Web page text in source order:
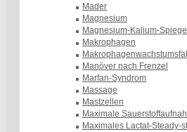
Mader
Magnesium
Magnesium-Kalium-
Makrophagen
Manöver nach Frenzel
Marfan-Syndrom
Massage
Mastzellen
Maximale
Maximales Lactat-Steady-